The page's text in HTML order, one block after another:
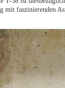
mit faszinierenden